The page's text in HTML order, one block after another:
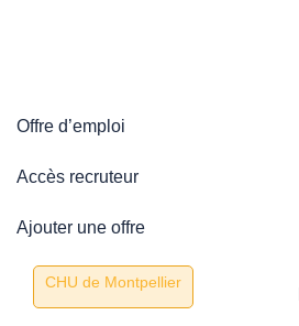
Offre d’emploi
Accès recruteur
Ajouter une offre
CHU de Montpellier